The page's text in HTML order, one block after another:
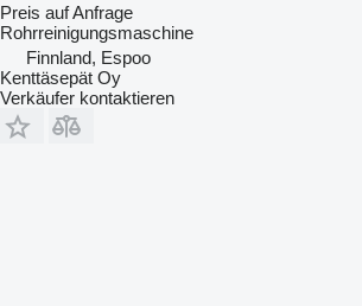
Preis auf Anfrage
Rohrreinigungsmaschine
Finnland, Espoo
Kenttäsepät Oy
Verkäufer kontaktieren